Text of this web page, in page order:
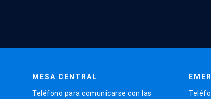
MESA CENTRAL
Teléfono para comunicarse con las